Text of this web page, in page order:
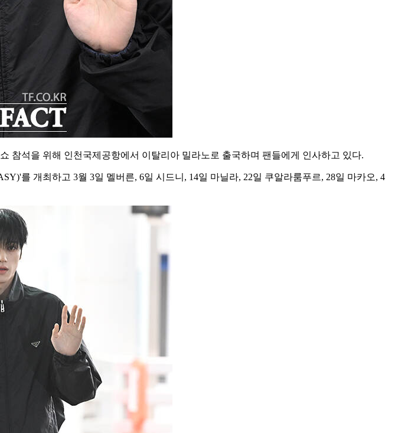
참석을 위해 인천국제공항에서 이탈리아 밀라노로 출국하며 팬들에게 인사하고 있다.
를 개최하고 3월 3일 멜버른, 6일 시드니, 14일 마닐라, 22일 쿠알라룸푸르, 28일 마카오, 4